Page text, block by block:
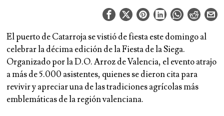
El puerto de Catarroja se vistió de fiesta este domingo al
celebrar la décima edición de la Fiesta de la Siega.
Organizado por la D.O. Arroz de Valencia, el evento atrajo
a más de 5.000 asistentes, quienes se dieron cita para
revivir y apreciar una de las tradiciones agrícolas más
emblemáticas de la región valenciana.